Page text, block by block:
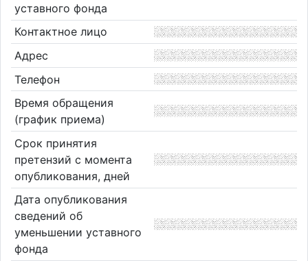
уставного фонда
Контактное лицо
Адрес
Телефон
Время обращения
(график приема)
Срок принятия
претензий с момента
опубликования, дней
Дата опубликования
сведений об
уменьшении уставного
фонда